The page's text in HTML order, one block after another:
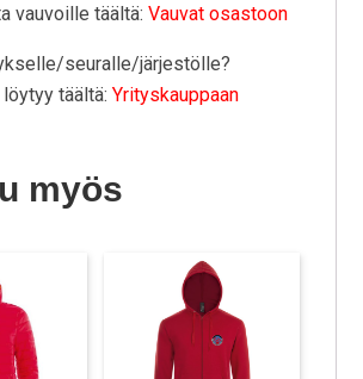
vauvoille täältä:Vauvat osastoon
seuralle/järjestölle?
löytyy täältä:Yrityskauppaan
myös